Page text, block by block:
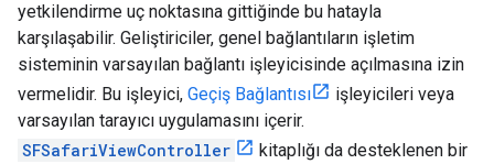
yetkilendirme uç noktasına gittiğinde bu hatayla
karşılaşabilir. Geliştiriciler, genel bağlantıların işletim
sisteminin varsayılan bağlantı işleyicisinde açılmasına izin
vermelidir. Bu işleyici, Geçiş Bağlantısı
işleyicileri veya
varsayılan tarayıcı uygulamasını içerir.
SFSafariViewController
kitaplığı da desteklenen bir